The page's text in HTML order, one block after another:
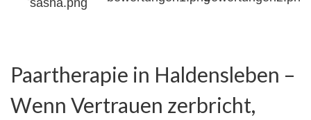
Paartherapie in Haldensleben –
Wenn Vertrauen zerbricht,